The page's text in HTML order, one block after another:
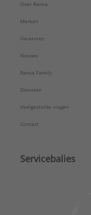
Over Rensa
Merken
Vacatures
Nieuws
Rensa Family
Diensten
Veelgestelde vragen
Contact
Servicebalies